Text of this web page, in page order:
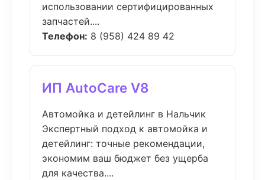
использовании сертифицированных
запчастей....
Телефон: 8 (958) 424 89 42
ИП AutoCare V8
Автомойка и детейлинг в Нальчик
Экспертный подход к автомойка и
детейлинг: точные рекомендации,
экономим ваш бюджет без ущерба
для качества....